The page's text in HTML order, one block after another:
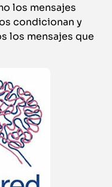
los mensajes
condicionan y
los mensajes que